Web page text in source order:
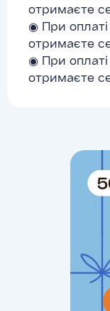
отримаєте
◉ При
отримаєте
◉ При
отримаєте